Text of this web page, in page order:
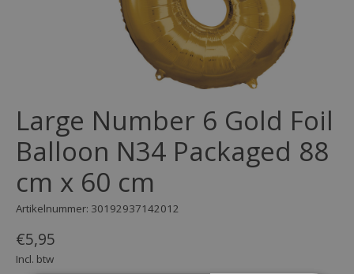
Large Number 6 Gold Foil
Balloon N34 Packaged 88
cm x 60 cm
Artikelnummer: 30192937142012
€5,95
Incl. btw